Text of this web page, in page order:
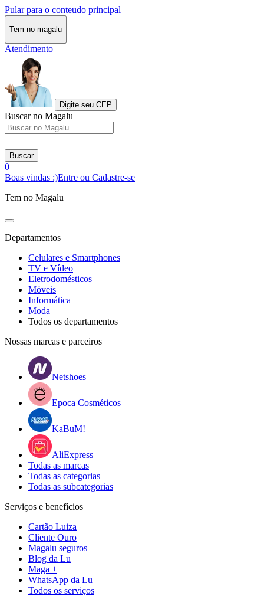
Pular para o conteudo principal
Tem no magalu
Atendimento
Digite seu CEP
Buscar no Magalu
Buscar
0
Boas vindas :)Entre ou Cadastre-se
Tem no Magalu
Departamentos
Celulares e Smartphones
TV e Vídeo
Eletrodomésticos
Móveis
Informática
Moda
Todos os departamentos
Nossas marcas e parceiros
Netshoes
Epoca Cosméticos
KaBuM!
AliExpress
Todas as marcas
Todas as categorias
Todas as subcategorias
Serviços e benefícios
Cartão Luiza
Cliente Ouro
Magalu seguros
Blog da Lu
Maga +
WhatsApp da Lu
Todos os serviços